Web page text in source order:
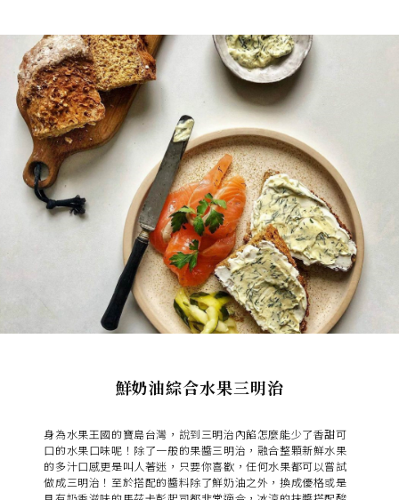
鮮奶油綜合水果三明治
身為水果王國的寶島台灣，說到三明治內餡怎麼能少了香甜可
口的水果口味呢！除了一般的果醬三明治，融合整顆新鮮水果
的多汁口感更是叫人著迷，只要你喜歡，任何水果都可以嘗試
做成三明治！至於搭配的醬料除了鮮奶油之外，換成優格或是